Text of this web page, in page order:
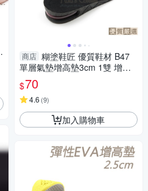
商店 糊塗鞋匠 優質鞋材 B47
單層氣墊增高墊3cm 1雙 增高3
公分 隱形增高 U型氣墊 緩壓減
震
$70
4.6 (9)
加入購物車